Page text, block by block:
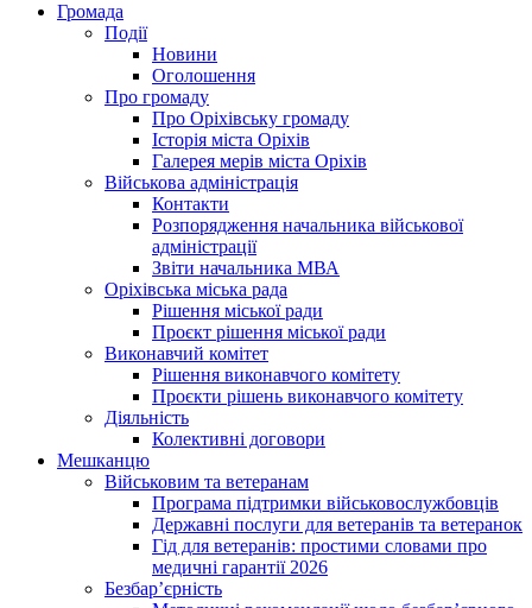
Громада
Події
Новини
Оголошення
Про громаду
Про Оріхівську громаду
Історія міста Оріхів
Галерея мерів міста Оріхів
Військова адміністрація
Контакти
Розпорядження начальника військової
адміністрації
Звіти начальника МВА
Оріхівська міська рада
Рішення міської ради
Проєкт рішення міської ради
Виконавчий комітет
Рішення виконавчого комітету
Проєкти рішень виконавчого комітету
Діяльність
Колективні договори
Мешканцю
Військовим та ветеранам
Програма підтримки військовослужбовців
Державні послуги для ветеранів та ветеранок
Гід для ветеранів: простими словами про
медичні гарантії 2026
Безбар’єрність